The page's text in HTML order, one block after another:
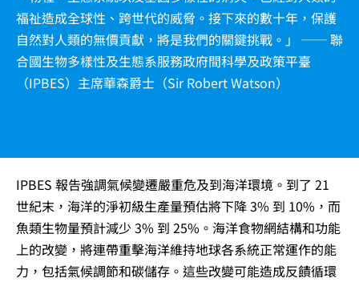
福祉造成全球性、跨世代的威脅。接下來的數十年，保護
自然對人類的無價貢獻，將是我們的關鍵挑戰。」 ── 聯
合國生物多樣性及生態系服務政府間科學及政策平臺
（IPBES）主席華森爵士（Sir Robert Watson）
IPBES 報告強調氣候變遷嚴重危及到海洋環境。到了 21
世紀末，海洋的淨初級生產量預估將下降 3% 到 10%，而
魚類生物量預計減少 3% 到 25%。海洋食物網結構和功能
上的改變，將連帶重擊海洋維持地球各系統正常運作的能
力，包括氣候調節和碳儲存。這些改變可能造成反饋循環